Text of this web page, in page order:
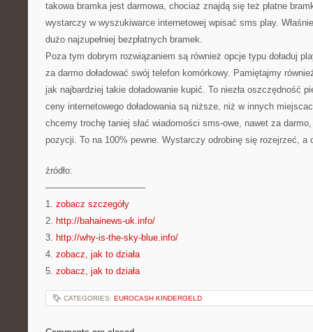
takowa bramka jest darmowa, chociaż znajdą się też płatne
wystarczy w wyszukiwarce internetowej wpisać sms play.
dużo najzupełniej bezpłatnych bramek.
Poza tym dobrym rozwiązaniem są również opcje typu doładuj
za darmo doładować swój telefon komórkowy. Pamiętajmy
jak najbardziej takie doładowanie kupić. To niezła oszczędność
ceny internetowego doładowania są niższe, niż w innych
chcemy trochę taniej słać wiadomości sms-owe, nawet za
pozycji. To na 100% pewne. Wystarczy odrobinę się rozejrzeć, a
źródło:
———————————
1. zobacz szczegóły
2. http://bahainews-uk.info/
3. http://why-is-the-sky-blue.info/
4. zobacz, jak to działa
5. zobacz, jak to działa
CATEGORIES: EUROCASH KINDERGELD